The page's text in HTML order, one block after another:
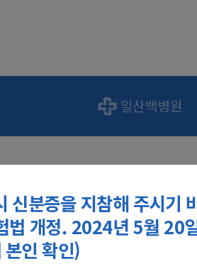
일산백병원
분증을 지참해 주시기
법 개정. 2024년 5월 20
본인 확인)
인예약